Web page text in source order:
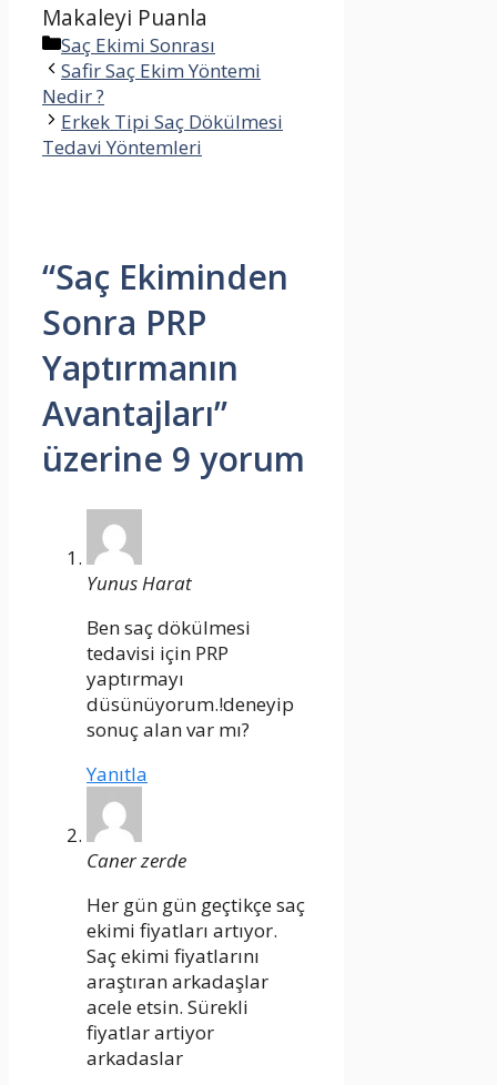
Makaleyi Puanla
Kategoriler
Saç Ekimi Sonrası
Safir Saç Ekim Yöntemi
Nedir ?
Erkek Tipi Saç Dökülmesi
Tedavi Yöntemleri
“Saç Ekiminden
Sonra PRP
Yaptırmanın
Avantajları”
üzerine 9 yorum
Yunus Harat
Ben saç dökülmesi
tedavisi için PRP
yaptırmayı
düsünüyorum.!deneyip
sonuç alan var mı?
Yanıtla
Caner zerde
Her gün gün geçtikçe saç
ekimi fiyatları artıyor.
Saç ekimi fiyatlarını
araştıran arkadaşlar
acele etsin. Sürekli
fiyatlar artiyor
arkadaslar